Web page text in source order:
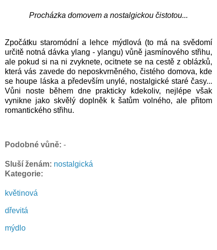
Procházka domovem a nostalgickou čistotou...
Zpočátku staromódní a lehce mýdlová (to má na svědomí
určitě notná dávka ylang - ylangu) vůně jasmínového střihu,
ale pokud si na ni zvyknete, ocitnete se na cestě z oblázků,
která vás zavede do neposkvrněného, čistého domova, kde
se houpe láska a především unylé, nostalgické staré časy...
Vůni noste během dne prakticky kdekoliv, nejlépe však
vynikne jako skvělý doplněk k šatům volného, ale přitom
romantického střihu.
Podobné vůně: -
Sluší ženám: nostalgická
Kategorie:
květinová
dřevitá
mýdlo